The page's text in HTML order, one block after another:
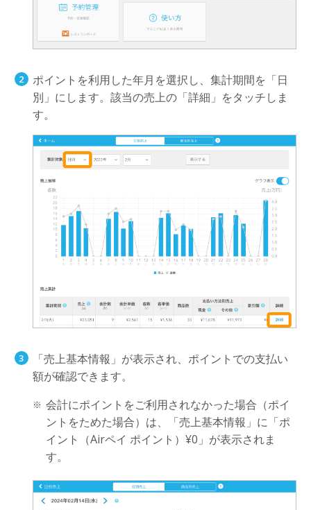
ポイントを利用した年月を選択し、集計期間を「日
別」にします。該当の売上の「詳細」をタッチしま
す。
「売上基本情報」が表示され、ポイントでの支払い
額が確認できます。
会計にポイントをご利用されなかった場合（ポイ
ントをためた場合）は、「売上基本情報」に「ポ
イント（Airペイ ポイント）¥0」が表示されま
す。